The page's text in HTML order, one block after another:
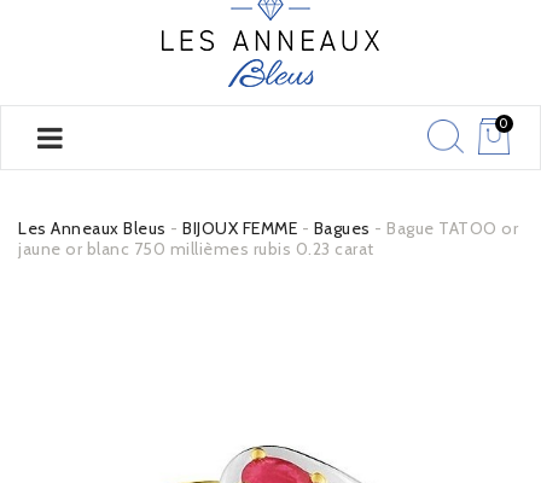
0
Les Anneaux Bleus BIJOUX FEMME Bagues
Bague TATOO or
jaune or blanc 750 millièmes rubis 0.23 carat